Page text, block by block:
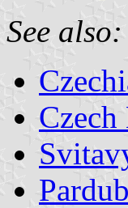
See also: